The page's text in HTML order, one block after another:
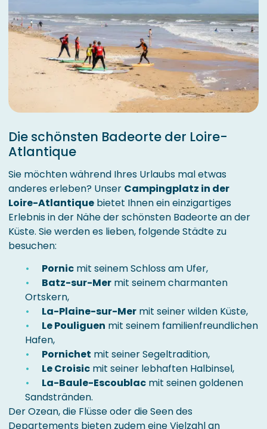
Die schönsten Badeorte der Loire-
Atlantique
Sie möchten während Ihres Urlaubs mal etwas
anderes erleben? Unser Campingplatz in der
Loire-Atlantique bietet Ihnen ein einzigartiges
Erlebnis in der Nähe der schönsten Badeorte an der
Küste. Sie werden es lieben, folgende Städte zu
besuchen:
Pornic mit seinem Schloss am Ufer,
Batz-sur-Mer mit seinem charmanten
Ortskern,
La-Plaine-sur-Mer mit seiner wilden Küste,
Le Pouliguen mit seinem familienfreundlichen
Hafen,
Pornichet mit seiner Segeltradition,
Le Croisic mit seiner lebhaften Halbinsel,
La-Baule-Escoublac mit seinen goldenen
Sandstränden.
Der Ozean, die Flüsse oder die Seen des
Departements bieten zudem eine Vielzahl an